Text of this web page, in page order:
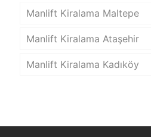
Manlift Kiralama Maltepe
Manlift Kiralama Ataşehir
Manlift Kiralama Kadıköy